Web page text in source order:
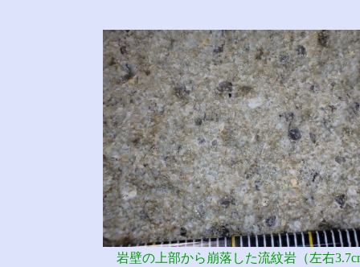
岩壁の上部から崩落した流紋岩（左右